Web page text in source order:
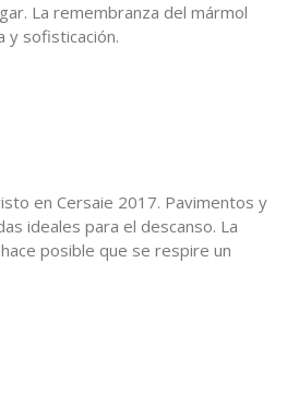
La remembranza del mármol
y sofisticación.
en Cersaie 2017. Pavimentos y
ideales para el descanso. La
posible que se respire un